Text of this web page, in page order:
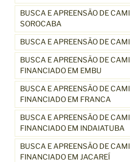
BUSCA E APREENSÃO DE
SOROCABA
BUSCA E APREENSÃO DE
BUSCA E APREENSÃO DE
FINANCIADO EM EMBU
BUSCA E APREENSÃO DE
FINANCIADO EM FRANCA
BUSCA E APREENSÃO DE
FINANCIADO EM INDAIATUBA
BUSCA E APREENSÃO DE
FINANCIADO EM JACAREÍ